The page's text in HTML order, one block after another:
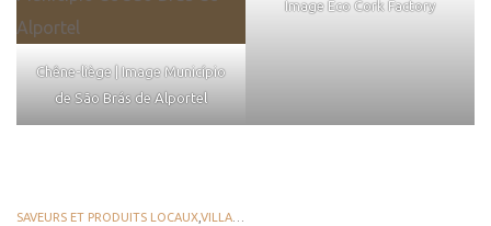
Chêne-liège | Image Município
de São Brás de Alportel
Image Eco Cork Factory
SAVEURS ET PRODUITS LOCAUXVILLAGES